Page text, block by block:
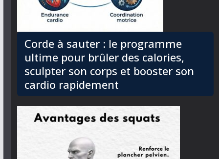
Corde à sauter : le programme
ultime pour brûler des calories,
sculpter son corps et booster son
cardio rapidement